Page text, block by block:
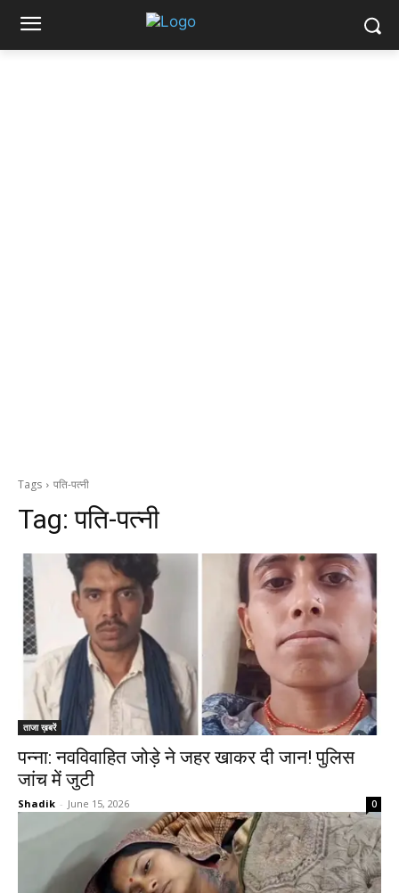
Tags पति-पत्नी
Tag:पति-पत्नी
ताजा ख़बरें
पन्ना: नवविवाहित जोड़े ने जहर खाकर दी जान! पुलिस
जांच में जुटी
Shadik - June 15, 2026 0